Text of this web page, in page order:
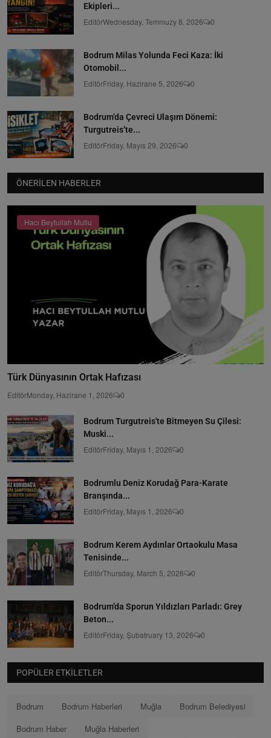
Ekipleri...
EditörWednesday, Temmuzy 8, 2026 0
Bodrum Milas Yolunda Feci Kaza: İki
Otomobil...
EditörFriday, Hazirane 5, 2026 0
Bodrum’da Çevreci Ulaşım Dönemi:
Turgutreis’te...
EditörFriday, Mayıs 29, 2026 0
ÖNERILEN HABERLER
Hacı Beytullah Mutlu
Türk Dünyasının Ortak Hafızası
EditörMonday, Hazirane 1, 2026 0
Bodrum Turgutreis'te Bitmeyen Su Çilesi:
Muski...
EditörFriday, Mayıs 1, 2026 0
Bodrumlu Deniz Korudağ Para-Karate
Branşında...
EditörFriday, Mayıs 1, 2026 0
Bodrum Kerem Aydınlar Ortaokulu Masa
Tenisinde...
EditörThursday, March 5, 2026 0
Bodrum’da Sporun Yıldızları Parladı: Grey
Beton...
EditörFriday, Şubatruary 13, 2026 0
POPÜLER ETKILETLER
Bodrum Bodrum Haberleri Muğla
Bodrum Belediyesi
Bodrum Haber
Muğla Haberleri